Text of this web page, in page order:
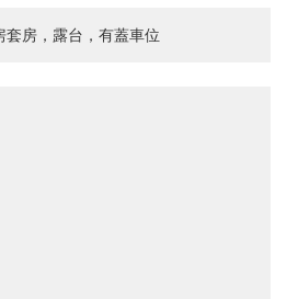
房，露台，有蓋車位